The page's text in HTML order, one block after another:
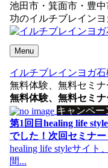
池田市・箕面市・豊
功のイルチブレイン
Menu
イルチブレインヨガ
無料体験、無料セミ
無料体験、無料セミ
キャンペー
第1回目healing life
でした！次回セミナ
healing life styleサイト
間...